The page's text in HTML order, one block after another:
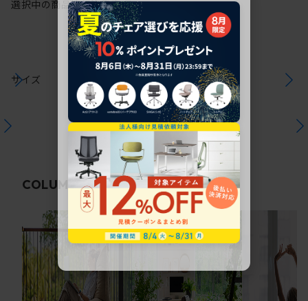
選択中の商品情報注意事項
サイズ
COLUMN関連コラム